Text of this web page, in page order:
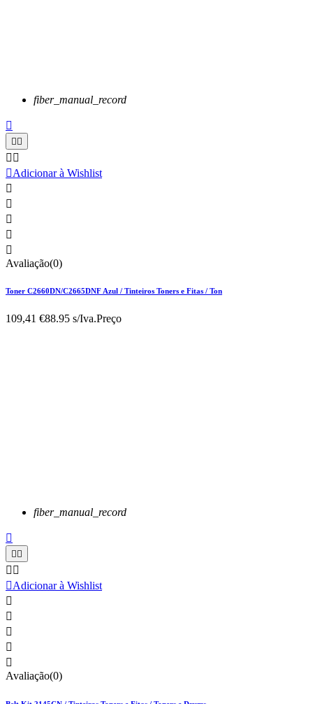
fiber_manual_record


 
Adicionar à Wishlist





Avaliação(0)
Toner C2660DN/C2665DNF Azul / Tinteiros Toners e Fitas / Ton
109,41 €88.95 s/Iva.Preço
fiber_manual_record

 
 
Adicionar à Wishlist





Avaliação(0)